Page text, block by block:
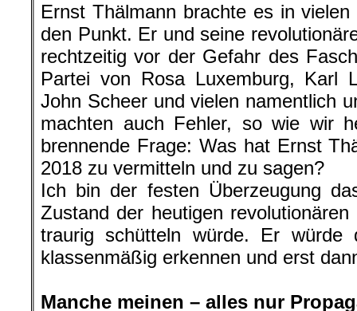
Ernst Thälmann brachte es in
den Punkt. Er und seine
rechtzeitig vor der Gefahr des
Partei von Rosa Luxemburg, Karl
John Scheer und vielen namentlich
machten auch Fehler, so wie wir
brennende Frage: Was hat Ernst
2018 zu vermitteln und zu sagen?
Ich bin der festen Überzeugung
Zustand der heutigen
traurig schütteln würde. Er würde
klassenmäßig erkennen und erst
Manche meinen – alles nur